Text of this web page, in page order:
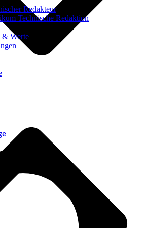
Redakteur
Technische Redaktion
& Werte